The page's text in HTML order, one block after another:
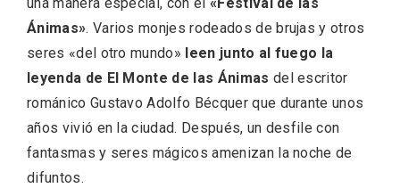
Ánimas». Varios monjes rodeados de brujas y otros
seres «del otro mundo» leen junto al fuego la
leyenda de El Monte de las Ánimas del escritor
románico Gustavo Adolfo Bécquer que durante unos
años vivió en la ciudad. Después, un desfile con
fantasmas y seres mágicos amenizan la noche de
difuntos.